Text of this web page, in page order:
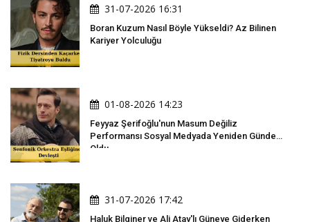
31-07-2026 16:31
Boran Kuzum Nasıl Böyle Yükseldi? Az Bilinen
Kariyer Yolculuğu
01-08-2026 14:23
Feyyaz Şerifoğlu'nun Masum Değiliz
Performansı Sosyal Medyada Yeniden Gündem
Oldu
31-07-2026 17:42
Haluk Bilginer ve Ali Atay'lı Güneye Giderken